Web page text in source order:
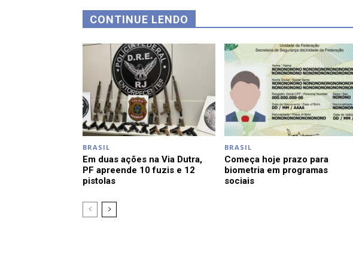
CONTINUE LENDO
BRASIL
Em duas ações na Via Dutra,
PF apreende 10 fuzis e 12
pistolas
BRASIL
Começa hoje prazo para
biometria em programas
sociais